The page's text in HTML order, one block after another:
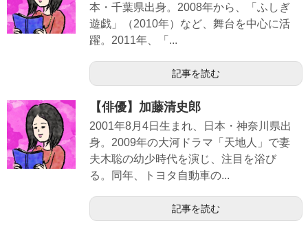
本・千葉県出身。2008年から、「ふしぎ
遊戯」（2010年）など、舞台を中心に活
躍。2011年、「...
記事を読む
【俳優】加藤清史郎
2001年8月4日生まれ、日本・神奈川県出
身。2009年の大河ドラマ「天地人」で妻
夫木聡の幼少時代を演じ、注目を浴び
る。同年、トヨタ自動車の...
記事を読む